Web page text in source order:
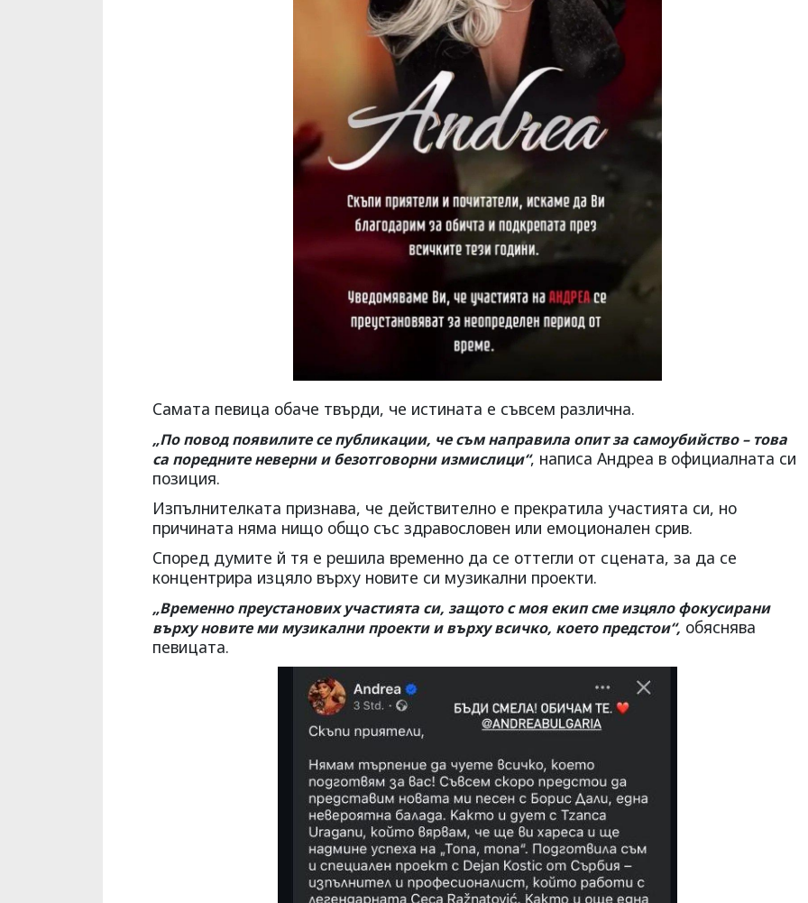
Самата певица обаче твърди, че истината е съвсем различна.
„По повод появилите се публикации, че съм направила опит за самоубийство – това
са поредните неверни и безотговорни измислици“, написа Андреа в официалната си
позиция.
Изпълнителката признава, че действително е прекратила участията си, но
причината няма нищо общо със здравословен или емоционален срив.
Според думите й тя е решила временно да се оттегли от сцената, за да се
концентрира изцяло върху новите си музикални проекти.
„Временно преустанових участията си, защото с моя екип сме изцяло фокусирани
върху новите ми музикални проекти и върху всичко, което предстои“, обяснява
певицата.